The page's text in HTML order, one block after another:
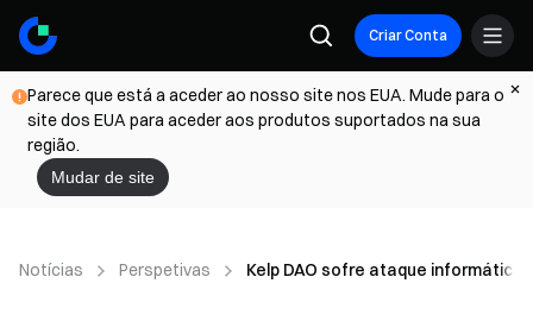
Criar Conta
Parece que está a aceder ao nosso site nos EUA. Mude para o
site dos EUA para aceder aos produtos suportados na sua
região.
Mudar de site
Notícias Perspetivas Kelp DAO sofre ataque informático